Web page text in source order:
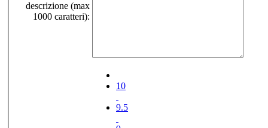
descrizione (max
1000 caratteri):
10
9.5